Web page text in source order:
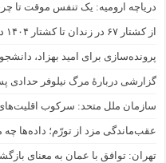
دریاچه ارومیه: یک تنفس موقت تا
از کشتار ۶۷ در زندان تا کشتار ۱۴۰۴ در خیابان
پرونده‌سازی برای امید بهزاد، دانشجوی ۲۱ ساله‌ای که
گزارشی دربارهٔ مرگ نیلوفر حدادی
سازمان ملل متحد: سرکوب
عقب‌ماندگی مزد از تورّم؛ داده‌ها چه
تهران: توافق با عمان به معنای